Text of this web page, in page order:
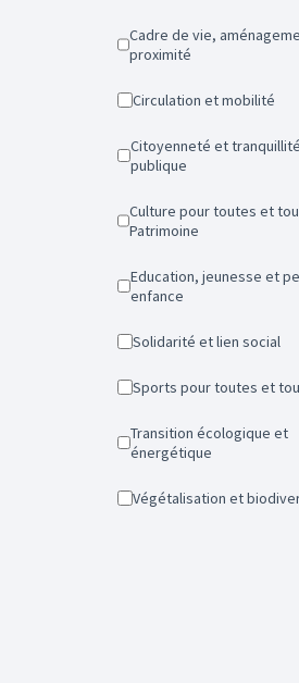
Cadre de vie, aménagement de
proximité
Circulation et mobilité
Citoyenneté et tranquillité
publique
Culture pour toutes et tous,
Patrimoine
Education, jeunesse et petite
enfance
Solidarité et lien social
Sports pour toutes et
Transition écologique et
énergétique
Végétalisation et